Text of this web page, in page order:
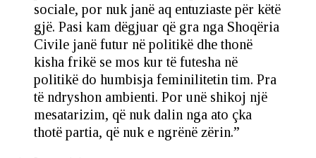
sociale, por nuk janë aq entuziaste për këtë
gjë. Pasi kam dëgjuar që gra nga Shoqëria
Civile janë futur në politikë dhe thonë
kisha frikë se mos kur të futesha në
politikë do humbisja feminilitetin tim. Pra
të ndryshon ambienti. Por unë shikoj një
mesatarizim, që nuk dalin nga ato çka
thotë partia, që nuk e ngrënë zërin.”